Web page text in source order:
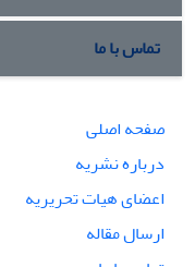
تماس با ما
صفحه اصلی
درباره نشریه
اعضای هیات تحریریه
ارسال مقاله